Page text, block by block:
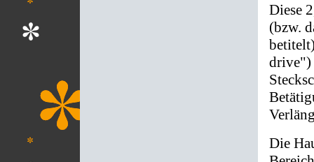
Diese
(bzw.
drive")
Die